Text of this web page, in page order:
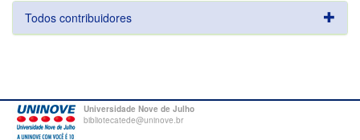
Todos contribuidores
Universidade Nove de Julho
bibliotecatede@uninove.br